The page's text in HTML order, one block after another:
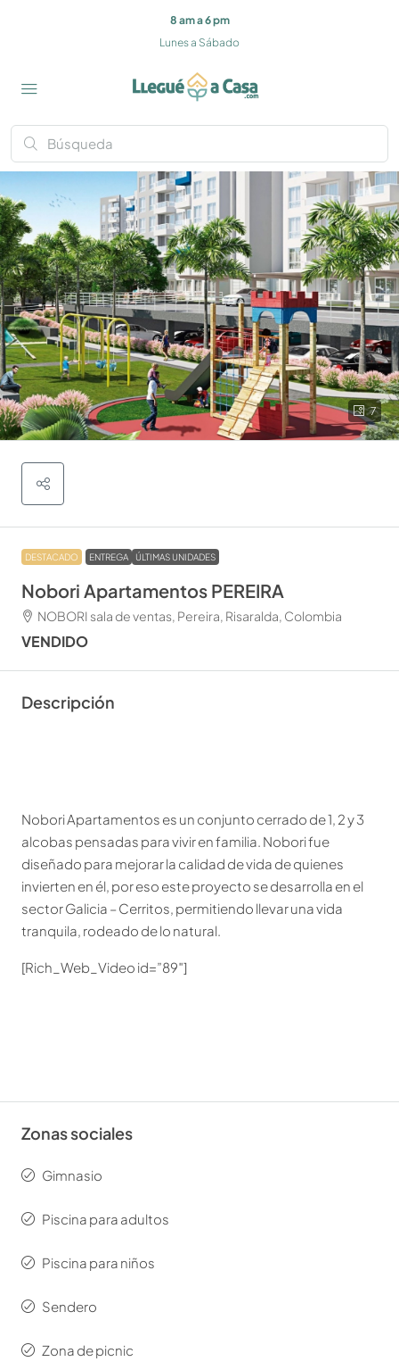
8 am a 6 pm
Lunes a Sábado
7
DESTACADO ENTREGA ÚLTIMAS UNIDADES
Nobori Apartamentos PEREIRA
NOBORI sala de ventas, Pereira, Risaralda, Colombia
VENDIDO
Descripción
Nobori Apartamentos es un conjunto cerrado de 1, 2 y 3
alcobas pensadas para vivir en familia. Nobori fue
diseñado para mejorar la calidad de vida de quienes
invierten en él, por eso este proyecto se desarrolla en el
sector Galicia – Cerritos, permitiendo llevar una vida
tranquila, rodeado de lo natural.
[Rich_Web_Video id=”89″]
Zonas sociales
Gimnasio
Piscina para adultos
Piscina para niños
Sendero
Zona de picnic